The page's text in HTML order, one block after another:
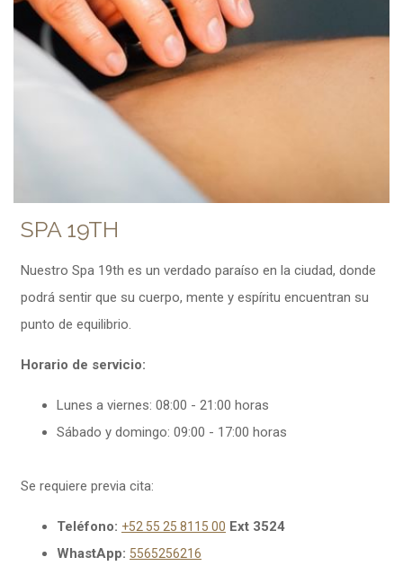
SPA 19TH
Nuestro Spa 19th es un verdado paraíso en la ciudad, donde
podrá sentir que su cuerpo, mente y espíritu encuentran su
punto de equilibrio.
Horario de servicio:
Lunes a viernes: 08:00 - 21:00 horas
Sábado y domingo: 09:00 - 17:00 horas
Se requiere previa cita:
Teléfono: +52 55 25 8115 00 Ext 3524
WhastApp: 5565256216